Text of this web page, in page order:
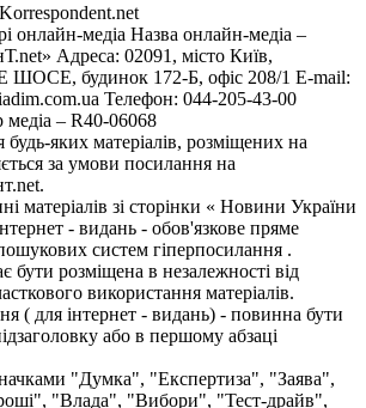
онлайн-медіа Назва онлайн-медіа –
Адреса: 02091, місто Київ,
будинок 172-Б, офіс 208/1 E-mail:
Телефон: 044-205-43-00
медіа – R40-06068
яких матеріалів, розміщених на
за умови посилання на
матеріалів зі сторінки « Новини України
- видань - обов'язкове пряме
систем гіперпосилання .
бути розміщена в незалежності від
використання матеріалів.
( для інтернет - видань) - повинна бути
або в першому абзаці
"Думка", "Експертиза", "Заява",
"Влада", "Вибори", "Тест-драйв",